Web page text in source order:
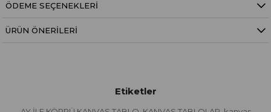
YAĞLI BOYA & SİM DOKULU TABLO
dijital baskı alınıp hazırlanarak üzerine spatula
eşliğinde boya dokunuşları / sim işlemeleri kısmi
ÖDEME SEÇENEKLERI
ÜRÜN ÖNERILERI
Etiketler